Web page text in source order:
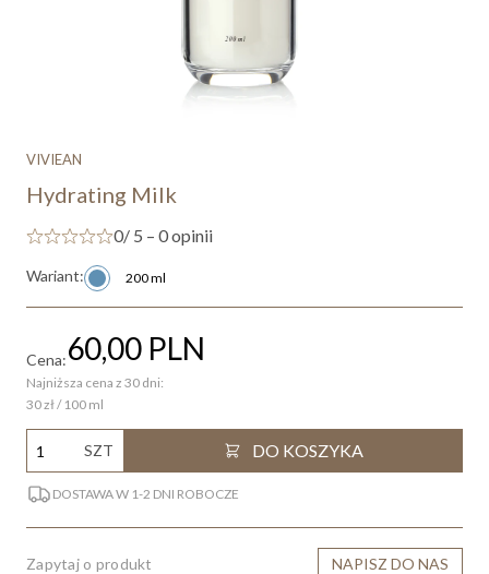
VIVIEAN
Hydrating Milk
0/ 5 – 0 opinii
Wariant: 200 ml
Cena:60,00 PLN
Najniższa cena z 30 dni:
30 zł / 100 ml
SZT DO KOSZYKA
DOSTAWA W 1-2 DNI ROBOCZE
Zapytaj o produkt NAPISZ DO NAS